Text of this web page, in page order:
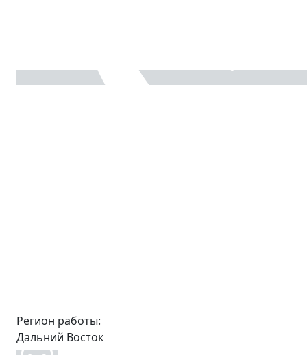
Регион работы:
Дальний Восток